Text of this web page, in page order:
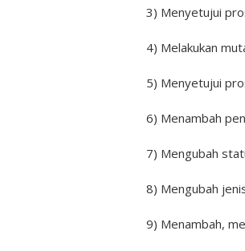
3) Menyetujui
4) Melakukan
5) Menyetujui
6) Menambah
7) Mengubah
8) Mengubah
9) Menambah,